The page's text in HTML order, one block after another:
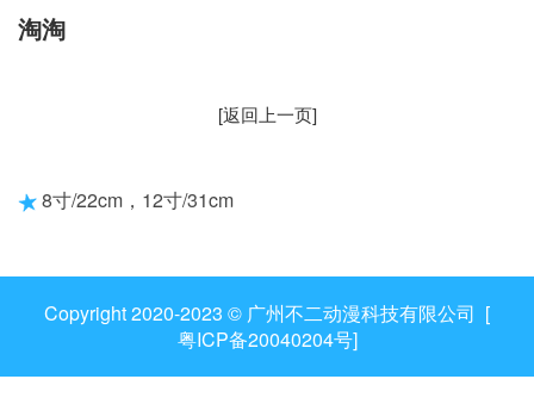
淘淘
[返回上一页]
8寸/22cm，12寸/31cm
Copyright 2020-2023 © 广州不二动漫科技有限公司 [
粤ICP备20040204号]